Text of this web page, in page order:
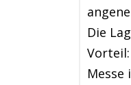
Die
Messe